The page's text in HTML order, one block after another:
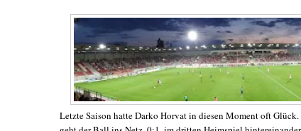
Letzte Saison hatte Darko Horvat in diesen Moment oft